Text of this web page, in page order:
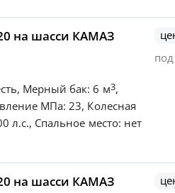
на шасси КАМАЗ
Мерный бак: 6 м3,
МПа: 23, Колесная
л.с., Спальное место: нет
под
на шасси КАМАЗ